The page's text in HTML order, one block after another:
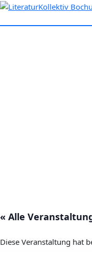
Zum
springen
« Alle
Diese Veranstaltung hat